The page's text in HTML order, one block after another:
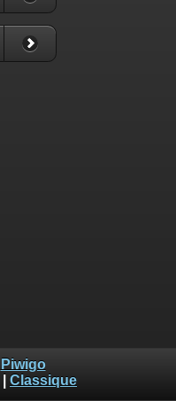
Piwigo
Classique